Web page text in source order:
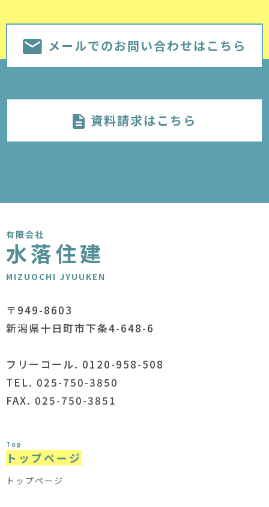
メールでのお問い合わせはこちら
資料請求はこちら
有限会社
水落住建
MIZUOCHI JYUUKEN
〒949-8603
新潟県十日町市下条4-648-6
フリーコール. 0120-958-508
TEL. 025-750-3850
FAX. 025-750-3851
Top
トップページ
トップページ